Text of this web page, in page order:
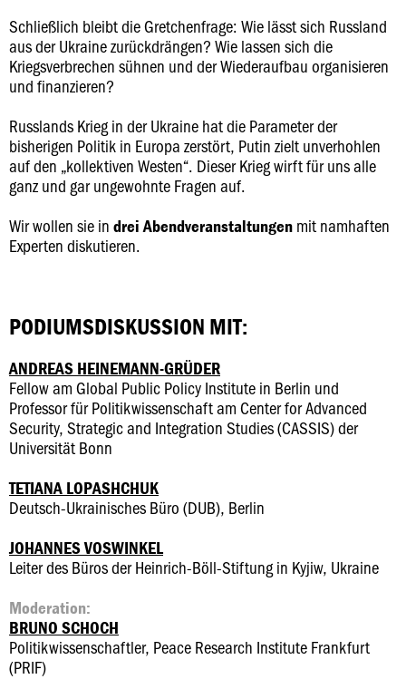
Schließlich bleibt die Gretchenfrage: Wie lässt sich Russland
aus der Ukraine zurückdrängen? Wie lassen sich die
Kriegsverbrechen sühnen und der Wiederaufbau organisieren
und finanzieren?
Russlands Krieg in der Ukraine hat die Parameter der
bisherigen Politik in Europa zerstört, Putin zielt unverhohlen
auf den „kollektiven Westen“. Dieser Krieg wirft für uns alle
ganz und gar ungewohnte Fragen auf.
Wir wollen sie in drei Abendveranstaltungen mit namhaften
Experten diskutieren.
PODIUMSDISKUSSION MIT:
ANDREAS HEINEMANN-GRÜDER
Fellow am Global Public Policy Institute in Berlin und
Professor für Politikwissenschaft am Center for Advanced
Security, Strategic and Integration Studies (CASSIS) der
Universität Bonn
TETIANA LOPASHCHUK
Deutsch-Ukrainisches Büro (DUB), Berlin
JOHANNES VOSWINKEL
Leiter des Büros der Heinrich-Böll-Stiftung in Kyjiw, Ukraine
Moderation:
BRUNO SCHOCH
Politikwissenschaftler, Peace Research Institute Frankfurt
(PRIF)